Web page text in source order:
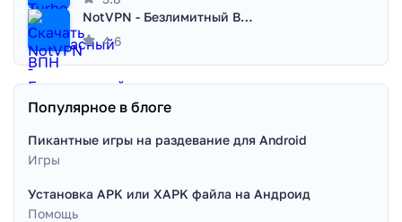
NotVPN - Безлимитный ВПН | VPN
4.6
Популярное в блоге
Пикантные игры на раздевание для Android
Игры
Установка APK или XAPK файла на Андроид
Помощь